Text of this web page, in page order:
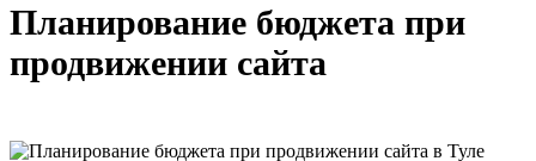
Планирование бюджета при
продвижении сайта